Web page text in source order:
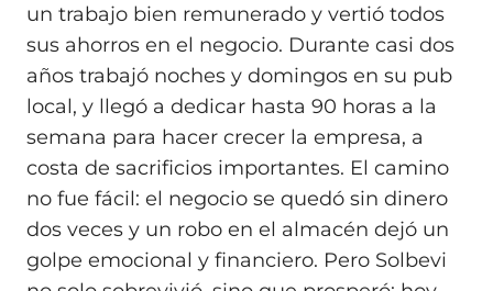
un trabajo bien remunerado y vertió todos
sus ahorros en el negocio. Durante casi dos
años trabajó noches y domingos en su pub
local, y llegó a dedicar hasta 90 horas a la
semana para hacer crecer la empresa, a
costa de sacrificios importantes. El camino
no fue fácil: el negocio se quedó sin dinero
dos veces y un robo en el almacén dejó un
golpe emocional y financiero. Pero Solbevi